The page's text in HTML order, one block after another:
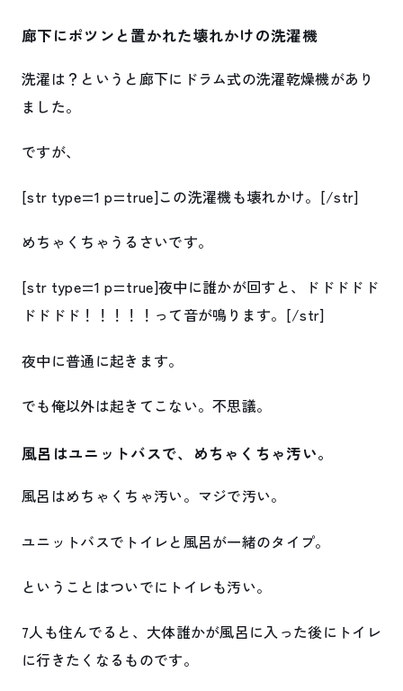
廊下にポツンと置かれた壊れかけの洗濯機
洗濯は？というと廊下にドラム式の洗濯乾燥機があり
ました。
ですが、
[str type=1 p=true]この洗濯機も壊れかけ。[/str]
めちゃくちゃうるさいです。
[str type=1 p=true]夜中に誰かが回すと、ドドドドド
ドドドド！！！！！って音が鳴ります。[/str]
夜中に普通に起きます。
でも俺以外は起きてこない。不思議。
風呂はユニットバスで、めちゃくちゃ汚い。
風呂はめちゃくちゃ汚い。マジで汚い。
ユニットバスでトイレと風呂が一緒のタイプ。
ということはついでにトイレも汚い。
7人も住んでると、大体誰かが風呂に入った後にトイレ
に行きたくなるものです。